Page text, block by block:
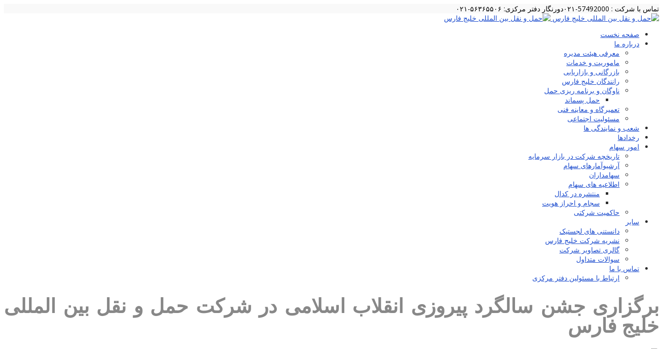
تماس با شرکت : 57492000-۰۲۱ دورنگار دفتر مرکزی: ۵۶۳۶۵۵۰۶-۰۲۱
صفحه نخست
درباره ما
معرفی هیئت مدیره
ماموریت و خدمات
بازرگانی و بازاریابی
رانندگان خلیج فارس
ناوگان و برنامه ریزی حمل
حمل پسماند
تعمیرگاه و معاینه فنی
مسئولیت اجتماعی
شعب و نمایندگی ها
رخدادها
امور سهام
تاریخچه شرکت در بازار سرمایه
آرشیوآمارهای سهام
سهامداران
اطلاعیه های سهام
منتشره در کدال
سجام و احراز هویت
حاکمیت شرکتی
سایر
دانستنی های لجستیک
نشریه شرکت خلیج فارس
گالری تصاویر شرکت
سوالات متداول
تماس با ما
ارتباط با مسئولین دفتر مرکزی
برگزاری جشن سالگرد پیروزی انقلاب اسلامی در شرکت حمل و نقل بین المللی
خلیج فارس